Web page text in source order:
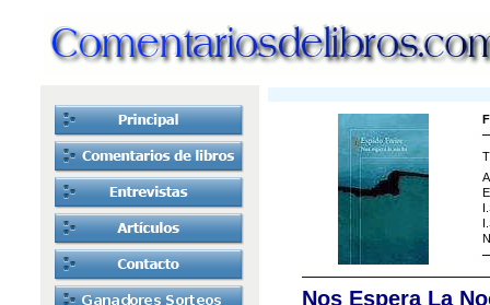
Nos Espera La